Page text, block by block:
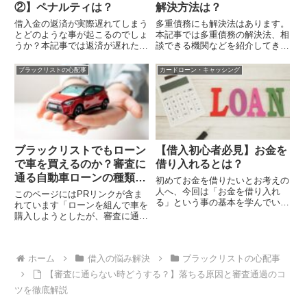
②】ペナルティは？
借入金の返済が実際遅れてしまう
とどのような事が起こるのでしょ
うか？本記事では返済が遅れた場
いきます。
解決方法は？
多重債務にも解決法はあります。
本記事では多重債務の解決法、相
談できる機関などを紹介してきま
ブラックリストの心配事
ブラックリストでもローン
で車を買えるのか？審査に
通る自動車ローンの種類や
審査対策を解説
このページにはPRリンクが含ま
れています「ローンを組んで車を
購入しようとしたが、審査に通ら
と、ローンの審査に通過すること
が難しくなりますが、実は審査に
カードローン・キャッシング
【借入初心者必見】お金を
借り入れるとは？
初めてお金を借りたいとお考えの
人へ、今回は「お金を借り入れ
る」という事の基本を学んでいき
ホーム 借入の悩み解決
ブラックリストの心配事
【審査に通らない時どうする？】落ちる原因と審査通過のコ
ツを徹底解説